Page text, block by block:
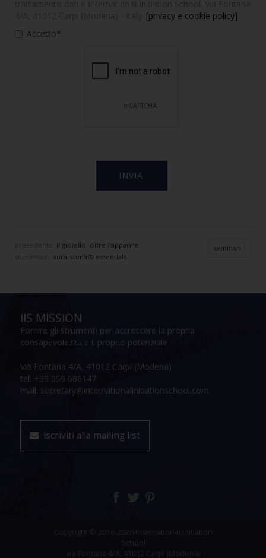
[privacy e cookie policy]
Accetto*
precedente: il gioiello: oltre l'apparire
aura-soma® essentials
seminari
IIS MISSION
Fornire gli strumenti per accrescere la propria
consapevolezza e il proprio potenziale
Via Fontana 4/A, 41012 Carpi (Modena)
tel: +39 059 686147
mail: secretary@internationalinitiationschool.com
iscriviti alla mailing list
Copyright © 2018-2026 International Initiation
School
via Fontana 4/A, 41012 Carpi (Modena)